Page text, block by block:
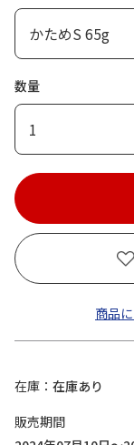
数量
1
商品
在庫
在庫あり
販売期間